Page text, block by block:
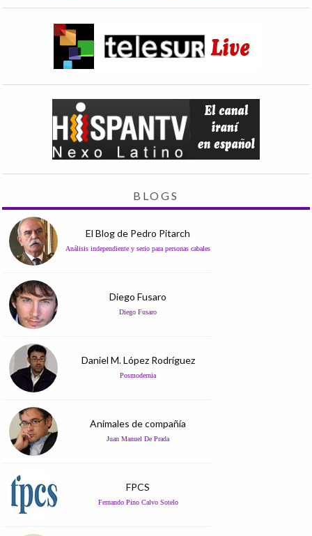
BLOGS
El Blog de Pedro Pitarch
Análisis independiente y serio para personas cabales
Diego Fusaro
Diego Fusaro
Daniel M. López Rodríguez
Posmodernia
Animales de compañía
Juan Manuel De Prada
FPCS
Fernando Pino Calvo Sotelo